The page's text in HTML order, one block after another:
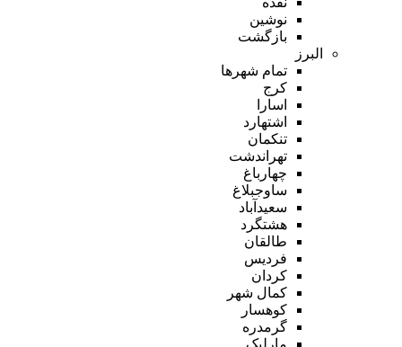
نوشین
بازگشت
البرز
تمام شهر‌ها
کرج
اسارا
اشتهارد
تنکمان
تهراندشت
چهارباغ
ساوجبلاغ
سعیدآباد
هشتگرد
طالقان
فردیس
کردان
کمال شهر
کوهسار
گرمدره
مارلیک